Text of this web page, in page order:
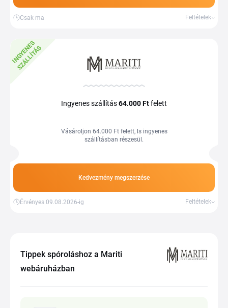
Csak ma Feltételek
I
N
G
Y
E
N
E
S
S
Z
Á
L
L
Í
T
Á
S
Ingyenes szállítás64.000 Ftfelett
Vásároljon 64.000 Ft felett, ls ingyenes
szállításban részesül.
Kedvezmény megszerzése
Érvényes 09.08.2026-ig Feltételek
Tippek spóroláshoz a Mariti
webáruházban